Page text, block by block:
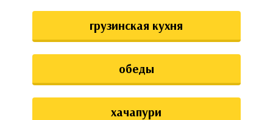
грузинская кухня
обеды
хачапури